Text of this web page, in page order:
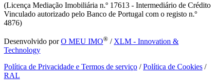
(Licença Mediação Imobiliária n.º 17613 - Intermediário de Crédito
Vinculado autorizado pelo Banco de Portugal com o registo n.º
4876)
Desenvolvido porO MEU IMO® / XLM - Innovation &
Technology
Política de Privacidade e Termos de serviço /Política de Cookies /
RAL